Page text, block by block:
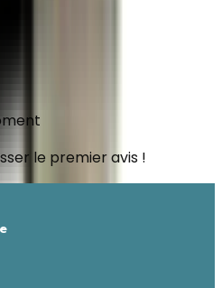
le premier avis !